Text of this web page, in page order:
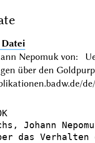
Datei
Nepomuk von:
über den
de/
Johann
das Verhalten